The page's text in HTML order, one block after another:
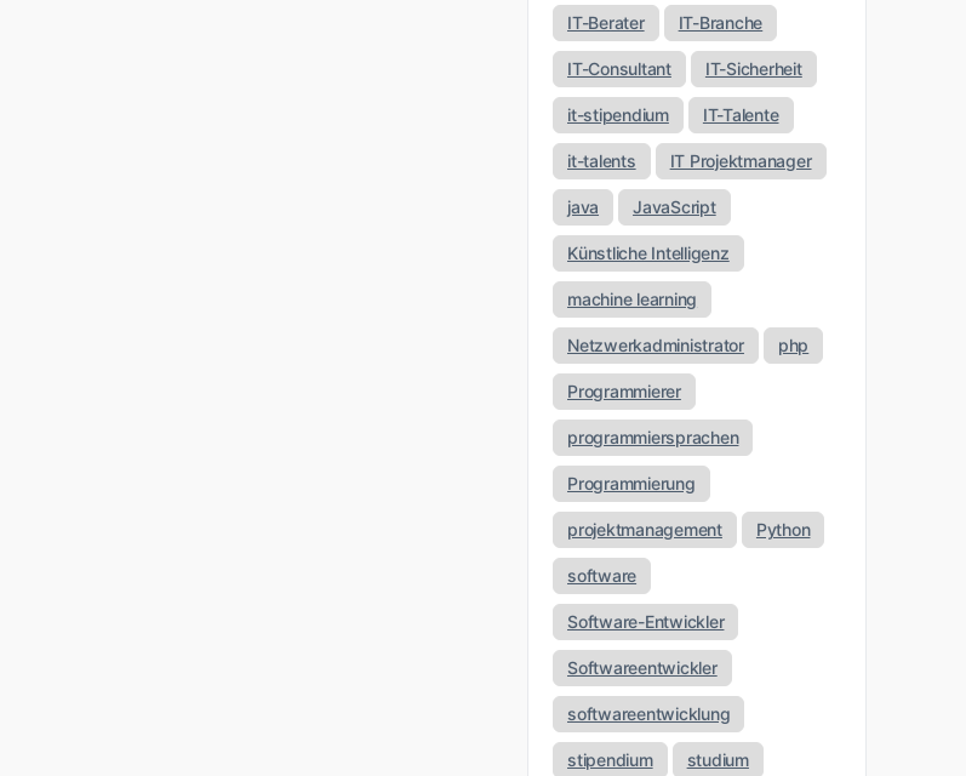
IT-Berater IT-Branche
IT-Consultant IT-Sicherheit
it-stipendium IT-Talente
it-talents IT Projektmanager
java JavaScript
Künstliche Intelligenz
machine learning
Netzwerkadministrator php
Programmierer
programmiersprachen
Programmierung
projektmanagement Python
software
Software-Entwickler
Softwareentwickler
softwareentwicklung
stipendium studium